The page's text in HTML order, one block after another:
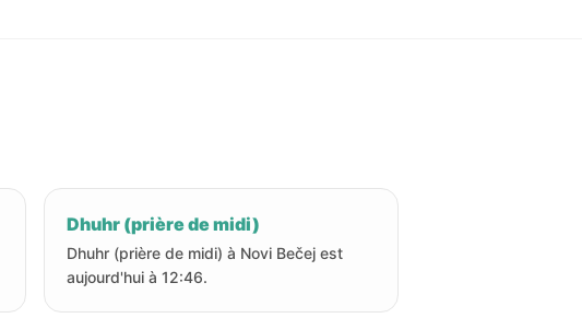
Dhuhr (prière de midi)
Dhuhr (prière de midi) à Novi Bečej est
aujourd'hui à 12:46.